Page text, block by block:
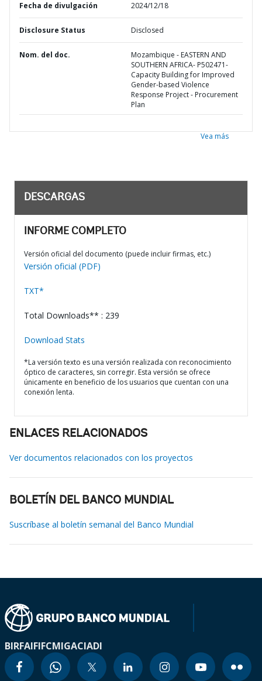
Fecha de divulgación 2024/12/18
Disclosure Status Disclosed
Nom. del doc.
Mozambique - EASTERN AND
SOUTHERN AFRICA- P502471-
Capacity Building for Improved
Gender-based Violence
Response Project - Procurement
Plan
Vea más
DESCARGAS
INFORME COMPLETO
Versión oficial del documento (puede incluir firmas, etc.)
Versión oficial (PDF)
TXT*
Total Downloads** : 239
Download Stats
*La versión texto es una versión realizada con reconocimiento
óptico de caracteres, sin corregir. Esta versión se ofrece
únicamente en beneficio de los usuarios que cuentan con una
conexión lenta.
ENLACES RELACIONADOS
Ver documentos relacionados con los proyectos
BOLETÍN DEL BANCO MUNDIAL
Suscríbase al boletín semanal del Banco Mundial
BIRFAIFIFCMIGACIADI